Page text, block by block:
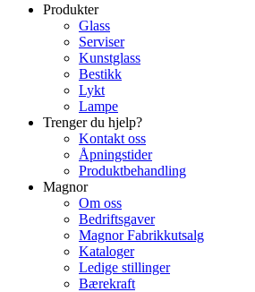
Produkter
Glass
Serviser
Kunstglass
Bestikk
Lykt
Lampe
Trenger du hjelp?
Kontakt oss
Åpningstider
Produktbehandling
Magnor
Om oss
Bedriftsgaver
Magnor Fabrikkutsalg
Kataloger
Ledige stillinger
Bærekraft